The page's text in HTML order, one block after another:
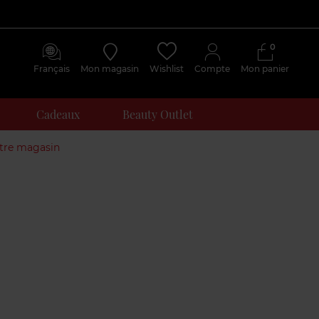
Français Mon magasin Wishlist Compte Mon panier
0
Cadeaux Beauty Outlet
magasin